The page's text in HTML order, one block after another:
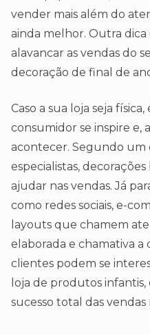
vender mais além do
ainda melhor. Outra
alavancar as vendas do
decoração de final de
Caso a sua loja seja
consumidor se inspire e,
acontecer. Segundo um
especialistas,
ajudar nas vendas. Já
como redes sociais, e-
layouts que chamem
elaborada e chamativa a
clientes podem se
loja de produtos infantis,
sucesso total das